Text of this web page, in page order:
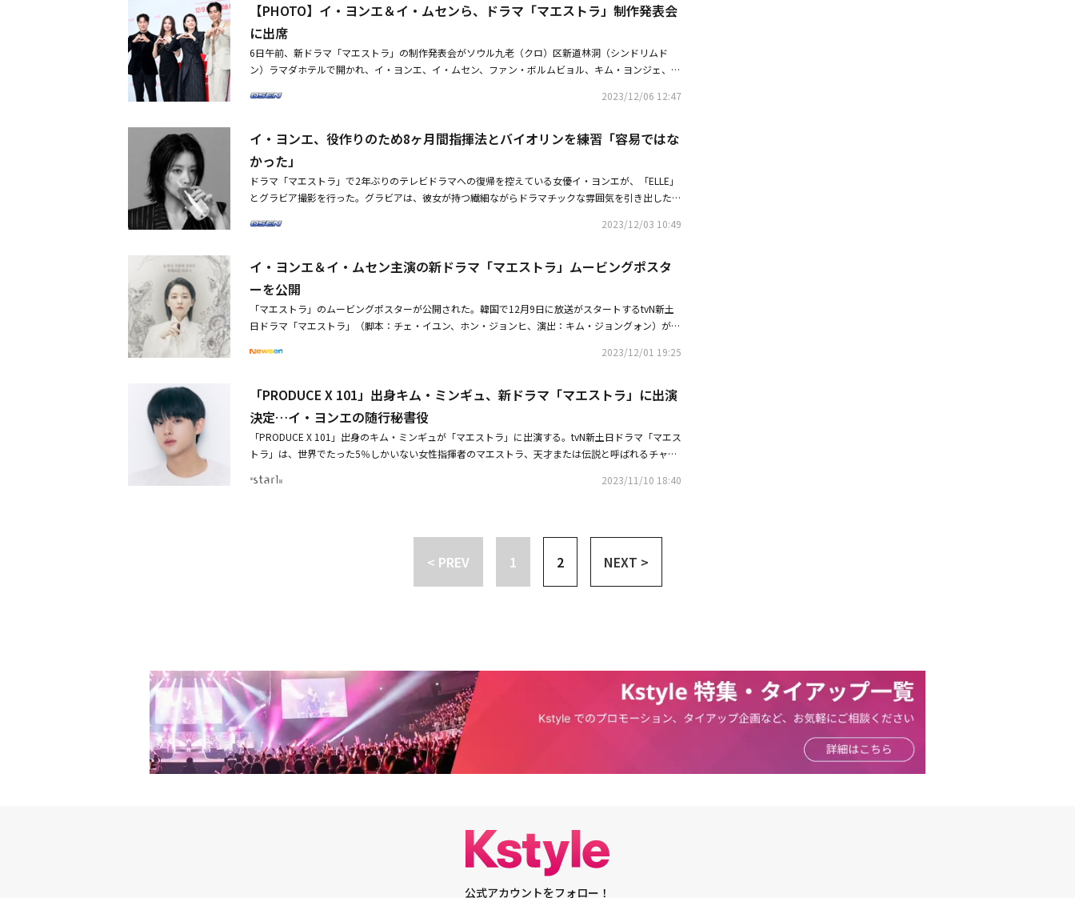
が、チャ・セウムは扉を壊して入り、「1位になりたいなら、自分に従いなさい」というカリスマ性
あふれる姿で団員たちの気持ちを変えた。チャ・セウムには優しい夫キム・ピル（キム・ヨンジェ）
がいて、キム・ピルは教授たちが住むマンションで過ごしながら、急に帰国した妻チャ・セウムのた
めに新しいマンションを探してみると約束した。キム・ピルは妻チャ・セウムにピアノを演奏してあ
チャ・セウムに言及すると穏やかでない表情を見せ、何か隠された事情があることを暗示した。夫婦
はそんなキム・ピルに「子供を作らないことにしたこと、後悔しているの？ あなたは良い父親にな
ったでしょう」と話した。そんなチャ・セウムのもとを初恋相手のユ・ジョンジェが訪れ、危険な雰
囲気を作った。ユ・ジョンジェは友達が「チャ・セウムに会ったのか。まあ、もう会っても意味ない
か」と話すと「これから会う。気になるから」と返した。ユ・ジョンジェはチャ・セウムとザ・ハン
ガン・フィルハーモニック・オーケストラが練習する場所にずかずかと入り、手をあげて挨拶した。
そしてチャ・セウムに近づき、「久しぶりだね」と挨拶し、恐ろしいほど自己中心的な面を見せた。
え、チャ・セウムに「ユ・ジョンジェという人を知ってる？」と聞く夫キム・ピルの姿が描かれ、緊
張感を高めた。
ら、自身をめぐる真実を探る中で生じる葛藤と成長を描いたヒューマン・ミステリー・ドラマだ。世
界でたった5％しかいない女性指揮者の中で、ひときわ異彩を放つチャ・セウム。彼女は幼い頃から
先見の明のあるヴァイオリン奏者だったが、すぐに弓をタクト（指揮棒）に持ち替え、ソウルからニ
ューヨークに渡り、世界で最も優れた指揮者のひとりになる。大成功を収めた後、彼女の秘密が暴露
されそうになったとき、セウムは母国韓国へ戻ることに。そこでソウルの落ちぶれたハンガン・フィ
ルハーモニック・オーケストラの再興を試みると同時に、彼女を脅かす謎の人物を暴こうと奮起す
ユ・ジョンジェ役に「ザ・グローリー ～輝かしき復讐～」「夫婦の世界」のイ・ムセン。そして、
セウムの夫キム・ピル役に「財閥家の末息子～Reborn Rich～」のキム・ヨンジェ、ハンガンフィル
ハーモニックの若きコンサートマスター、イ・ルナ役に「トキメク☆君との未来図」のファン・ボル
ムビョルらが脇を固める。この度解禁となったのは、今にも壮大な音楽が聞こえてきそうな躍動感の
心酔する様子が描かれている。「完璧だった指揮、すべてが歪み始めた」というメッセージは、彼女
ムが映し出され、「チャ・セウムさんにとってのステージとは？」と投げかけられた彼女が「戦場で
す」と答えるシーンから始まる。「非常に冷酷で、競争が激しい」と言葉を放ち、銃を向ける怪しげ
なセウム。そこから、フラッシュバックのように首が締められる様子や、タクトが床に落ちるシーン
など、彼女の過去の秘密に迫る重要な場面も。オーケストラに起きる事件とは？ そしてセウムが抱
える秘密と、彼女を脅かそうとする謎の人物とは？ 彼女の完璧さと、危うさが交差する予告から
プラス スターにて12月9日（土）独占配信スタート全12話 / 毎週土・日1話ずつ配信〇キャストチ
官ク・ギョンイ」ユ・ジョンジェ：イ・ムセン「ザ・グローリー ～輝かしき復讐～」「39歳」「夫
婦の世界」キム・ピル：キム・ヨンジェ「財閥家の末息子～Reborn Rich～」「工作都市～欲望のワ
ルツ～」イ・ルナ：ファン・ボルムビョル「学校2021」「少女の世界」「トキメク☆君との未来
図」演出：キム・ジョングォン「その恋、断固お断りします」「嘘の嘘」「あなたが憎い！ ジュリ
エット」脚本：チェ・イユン、ホン・ジョンヒ（C）2023 STUDIO DRAGON CORPORATION ＆ CJ E
NM Co., Ltd. All Rights Reserved.＜あらすじ＞天才ヴァイオリニストとして名高いセウム（イ・ヨン
【PHOTO】イ・ヨンエ＆イ・ムセンら、ドラマ「マエストラ」制作発表会
に出席
6日午前、新ドラマ「マエストラ」の制作発表会がソウル九老（クロ）区新道林洞（シンドリムド
ン）ラマダホテルで開かれ、イ・ヨンエ、イ・ムセン、ファン・ボルムビョル、キム・ヨンジェ、キ
エストラで、天才または伝説と呼ばれるチャ・セウムが自分の秘密を隠したままオーケストラをめぐ
トラ」ムービングポスターを公開・イ・ヨンエ、新ドラマ「マエストラ」の第1弾予告映像を公開童
顔ビジュアルに驚き
2023/12/06 12:47
イ・ヨンエ、役作りのため8ヶ月間指揮法とバイオリンを練習「容易ではな
かった」
ドラマ「マエストラ」で2年ぶりのテレビドラマへの復帰を控えている女優イ・ヨンエが、「ELLE」
とグラビア撮影を行った。グラビアは、彼女が持つ繊細ながらドラマチックな雰囲気を引き出した。
行われた。作品の放送を控えた感想を尋ねられたイ・ヨンエは、「不安もあるけど、ワクワクしてい
バイオリンを一緒に習うことは容易ではなかったけど、その分、喜びもありました」と作品への情熱
を示した。「謎めいた事件が進み、人物と人物の間の緊張感が音楽と共に調和する作品です。音楽を
聴きながら台本を見たら、画面の中の自分の姿にクラシックの旋律が流れるシーンをイメージできま
した。音楽だけでなく、ミステリーの要素も大きい作品です」と作品の鑑賞ポイントを語った。指揮
台に立つ指揮者と現場を先導しなければならない女優の共通点について聞くと、「指揮者が指揮台に
立つ時は、自分だけの戦いです。一人で全体を引っ張っていくのは、強靭な精神力がなければ不可能
メージを構築してきた彼女だが、どのように記憶されたいかという質問には、「特定のイメージや象
徴的な役で記憶されたくはないです。細く長く続けられるになりたいという気持ちが大きいけど、長
く働くためには人生もバランスを取らないといけないと思います。女優として、母、妻として調和を
成したイ・ヨンエとして記憶されたいです」と答え、演技と日常に対する深い愛情を示した。
2023/12/03 10:49
イ・ヨンエ＆イ・ムセン主演の新ドラマ「マエストラ」ムービングポスタ
ーを公開
「マエストラ」のムービングポスターが公開された。韓国で12月9日に放送がスタートするtvN新土
日ドラマ「マエストラ」（脚本：チェ・イユン、ホン・ジョンヒ、演出：キム・ジョングォン）が、
キム・ピル（キム・ヨンジェ）、イ・ルナ（ファン・ボルムビョル）を囲むヒマワリのつるとその間
トマスターのイ・ルナをはじめキム・ピル、ユ・ジョンジェの姿が一つの映像に収められている。最
後は指揮棒を持って高らかに正面を見つめるマエストラ、チャ・セウムが登場し、エレガントな雰囲
気を見せている。灰色の絵の具を溶いたような紙に、細かいペン画が描かれたポスターには、人物ご
とにそれぞれ異なるヒマワリが描かれており、目を引く。まず、ザ・ハンガン・フィルハーモニッ
ク・オーケストラの最年少コンサートマスターであるバイオリニストのイ・ルナの周りには、枯れて
首が折れたヒマワリが描かれている。バイオリンもつるが巻かれて折れている状態だ。最年少コンサ
いることが垣間見える。また、ユ・ジョンジェの絵には満開のヒマワリがたくさん咲いている。ただ
している。太陽のような情熱を表すと同時に、内面に秘密を隠していることが垣間見える。つるに掛
けられた指揮台と楽譜、万年筆は、マエストラのチャ・セウムをさらに輝かせるが、最も低い場所に
描かれている車椅子は何を意味するのか、様々な推測を呼ぶ。このようにミステリアスな要素で満た
されたムービングポスターは、きらびやかな指揮に隠された危ういハーモニーを描く「マエストラ」
への期待と関心を高めている。 미스터리 무빙포스터♯'눈부신 지휘에 감춰진 위태로운 하모니'美친
디테일,,포스터마저 예술 그잡채,,세밀한 펜화로 그려낸해바리기 덩굴 속 숨겨진 오브제들!캐릭터가 상
2023/12/01 19:25
「PRODUCE X 101」出身キム・ミンギュ、新ドラマ「マエストラ」に出演
決定…イ・ヨンエの随行秘書役
「PRODUCE X 101」出身のキム・ミンギュが「マエストラ」に出演する。tvN新土日ドラマ「マエス
トラ」は、世界でたった5％しかいない女性指揮者のマエストラ、天才または伝説と呼ばれるチャ・
だ。イ・ヨンエをはじめ、イ・ムセン、キム・ヨンジェ、ファン・ボルムビョルが出演する。同作で
が、純粋な魅力を持った人物だ。チャ・セウムを補佐し、仕事を丁寧にこなせるよう最善を尽くして
2023/11/10 18:40
< PREV 1 2 NEXT >
公式アカウントをフォロー！